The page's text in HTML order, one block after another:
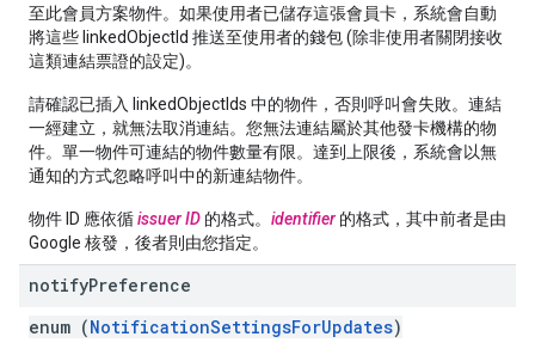
至此會員方案物件。如果使用者已儲存這張會員卡，系統會自動
將這些 linkedObjectId 推送至使用者的錢包 (除非使用者關閉接收
這類連結票證的設定)。
請確認已插入 linkedObjectIds 中的物件，否則呼叫會失敗。連結
一經建立，就無法取消連結。您無法連結屬於其他發卡機構的物
件。單一物件可連結的物件數量有限。達到上限後，系統會以無
通知的方式忽略呼叫中的新連結物件。
物件 ID 應依循issuer ID 的格式。 identifier 的格式，其中前者是由
Google 核發，後者則由您指定。
notifyPreference
enum (NotificationSettingsForUpdates)